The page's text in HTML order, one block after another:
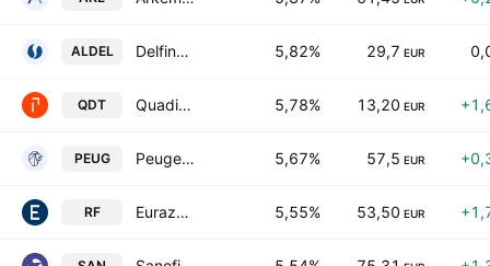
ALDEL Delfingen 5,82% 29,7 EUR
QDT Quadient SA 5,78% 13,20 EUR
PEUG Peugeot Invest SA 5,67% 57,5 EUR
RF Eurazeo SE 5,55% 53,50 EUR